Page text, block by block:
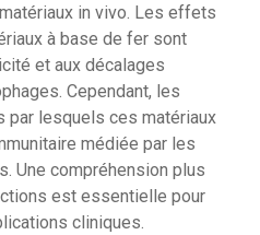
in vivo. Les effets
à base de fer sont
et aux décalages
Cependant, les
par lesquels ces matériaux
médiée par les
Une compréhension plus
est essentielle pour
cliniques.